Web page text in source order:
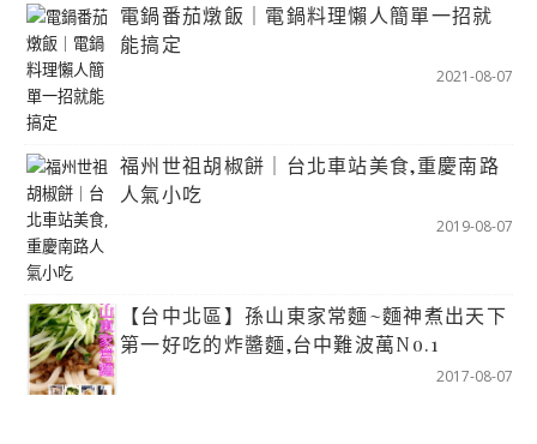
電鍋番茄燉飯｜電鍋料理懶人簡單一招就
能搞定
2021-08-07
福州世祖胡椒餅｜台北車站美食,重慶南路
人氣小吃
2019-08-07
【台中北區】孫山東家常麵~麵神煮出天下
第一好吃的炸醬麵,台中難波萬No.1
2017-08-07